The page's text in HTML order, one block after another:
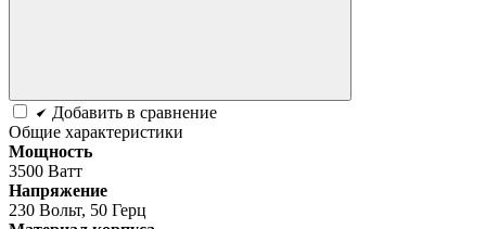
Добавить в сравнение
Общие характеристики
Мощность
3500 Ватт
Напряжение
230 Вольт, 50 Герц